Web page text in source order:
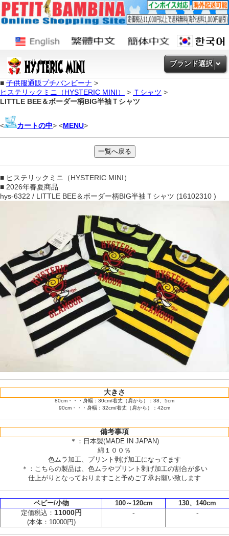
ブランド選択
■ 子供服通販プチバンビーナ >
ヒステリックミニ（HYSTERIC MINI）
> Ｔシャツ >
LITTLE BEE＆ボーダー柄BIG半袖Ｔシャツ
< カートの中> <MENU>
■ ヒステリックミニ（HYSTERIC MINI）
■ 2026年春夏商品
hys-6322 / LITTLE BEE＆ボーダー柄BIG半袖Ｔシャツ (16102310 )
大きさ
80cm・・・身幅：30cm/着丈（肩から）：38、5cm
90cm・・・身幅：32cm/着丈（肩から）：42cm
備考事項
＊：日本製(MADE IN JAPAN)
綿１００％
色ムラ加工、プリント剥げ加工になってます
＊：こちらの製品は、色ムラやプリント剥げ加工の割合が多い
仕上がりとなっておりますこと予めご了承お願い致します
ベビー/小物 100～120cm
130、140cm
定価税込： 11000円
(本体：10000円)
- -